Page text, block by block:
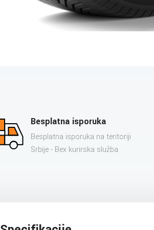
Besplatna isporuka
Besplatna isporuka na teritoriji
Srbije - Bex kurirska služba